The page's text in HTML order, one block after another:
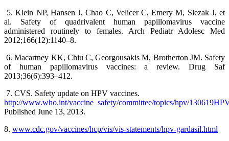
5. Klein NP, Hansen J, Chao C, Velicer C, Emery M, Slezak J, et
al. Safety of quadrivalent human papillomavirus vaccine
administered routinely to females. Arch Pediatr Adolesc Med
2012;166(12):1140–8.
6. Macartney KK, Chiu C, Georgousakis M, Brotherton JM. Safety
of human papillomavirus vaccines: a review. Drug Saf
2013;36(6):393–412.
7. CVS. Safety update on HPV vaccines.
http://www.who.int/vaccine_safety/committee/topics/hpv/
Published June 13, 2013.
8. www.cdc.gov/vaccines/hcp/vis/vis-statements/hpv-gardasil.html